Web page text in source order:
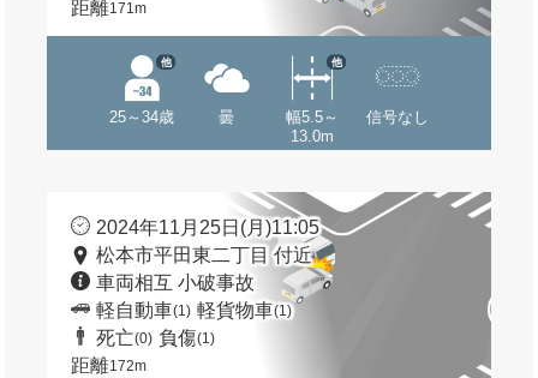
距離171m
25～34歳
他
曇
幅5.5～
13.0m
他
信号なし
2024年11月25日(月)11:05
松本市平田東二丁目 付近
車両相互 小破事故
軽自動車(1) 軽貨物車(1)
死亡(0) 負傷(1)
距離172m